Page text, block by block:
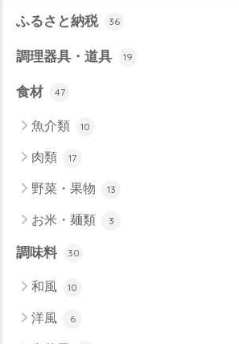
ふるさと納税 36
調理器具・道具 19
食材 47
魚介類 10
肉類 17
野菜・果物 13
お米・麺類 3
調味料 30
和風 10
洋風 6